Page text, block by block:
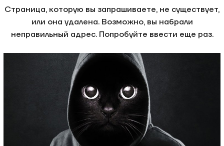
Страница, которую вы запрашиваете, не существует,
или она удалена. Возможно, вы набрали
неправильный адрес. Попробуйте ввести еще раз.